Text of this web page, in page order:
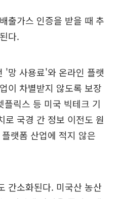
출가스 인증을 받을 때 추
다.
'망 사용료'와 온라인 플랫
이 차별받지 않도록 보장
릭스 등 미국 빅테크 기
로 국경 간 정보 이전도 원
랫폼 산업에 적지 않은
간소화된다. 미국산 농산